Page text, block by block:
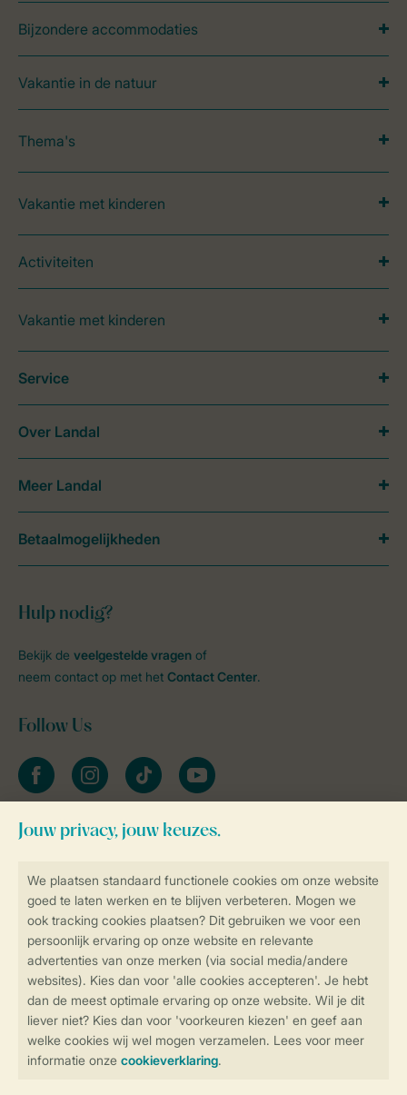
Controle over jouw gegevens &
Veilig en snel online boeken
Veilige gegevensoverdracht
Veilige betaling
Bijzondere accommodaties
Vakantie in de natuur
Thema's
Vakantie met kinderen
Activiteiten
Vakantie met kinderen
Hulp nodig?
Bekijk de veelgestelde vragen of
neem contact op met het Contact Center.
Follow Us
facebookinstagramtiktok youtube
Blijf op de hoogte
Service
Over Landal
Meer Landal
Betaalmogelijkheden